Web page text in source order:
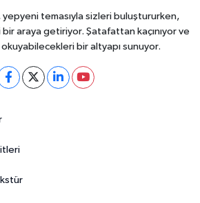
temasıyla sizleri buluştururken,
araya getiriyor. Şatafattan kaçınıyor ve
bir altyapı sunuyor.